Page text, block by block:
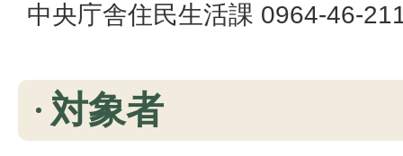
中央庁舎住民生活課 0964-46-
対象者